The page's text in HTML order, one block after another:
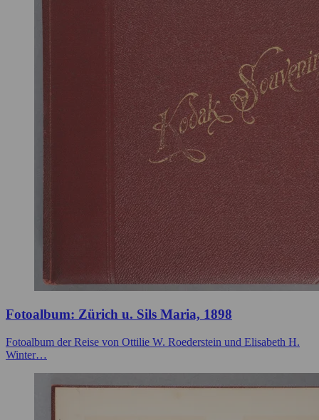
Fotoalbum: Zürich u. Sils Maria, 1898
Fotoalbum der Reise von Ottilie W. Roederstein und Elisabeth H.
Winter…